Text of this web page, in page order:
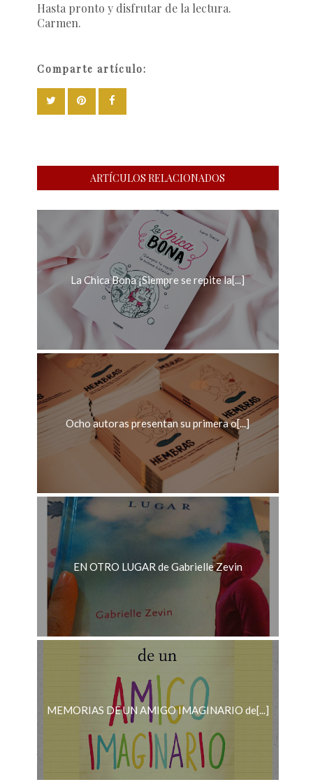
Hasta pronto y disfrutar de la lectura.
Carmen.
Comparte artículo:
ARTÍCULOS RELACIONADOS
La Chica Bona ¡Siempre se repite la[...]
Ocho autoras presentan su primera o[...]
EN OTRO LUGAR de Gabrielle Zevin
MEMORIAS DE UN AMIGO IMAGINARIO de[...]